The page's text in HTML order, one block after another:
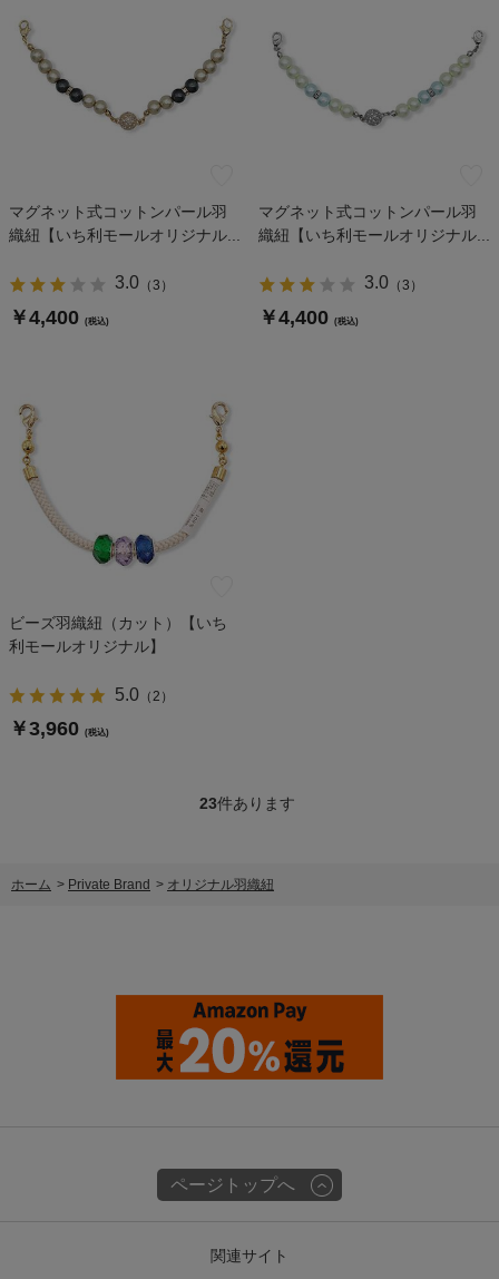
マグネット式コットンパール羽
織紐【いち利モールオリジナル...
3.0（3 ）
￥4,400 (税込)
マグネット式コットンパール羽
織紐【いち利モールオリジナル...
3.0（3 ）
￥4,400 (税込)
ビーズ羽織紐（カット）【いち
利モールオリジナル】
5.0（2 ）
￥3,960 (税込)
23件あります
ホーム > Private Brand > オリジナル羽織紐
ページトップへ
関連サイト